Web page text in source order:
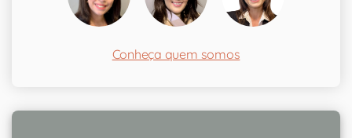
Conheça quem somos